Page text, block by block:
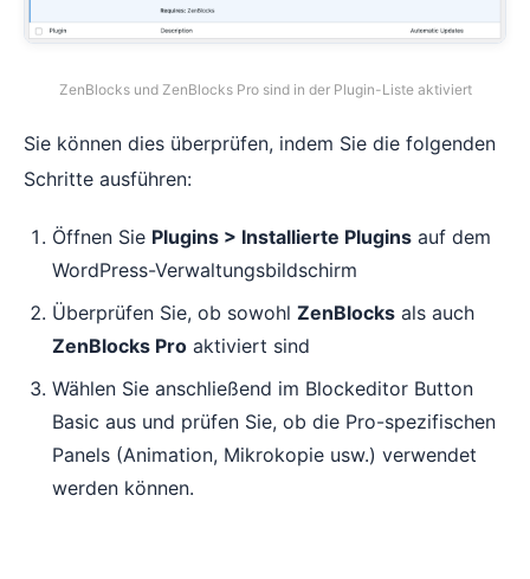
ZenBlocks und ZenBlocks Pro sind in der Plugin-Liste aktiviert
Sie können dies überprüfen, indem Sie die folgenden
Schritte ausführen:
Öffnen Sie Plugins > Installierte Plugins auf dem
WordPress-Verwaltungsbildschirm
Überprüfen Sie, ob sowohl ZenBlocks als auch
ZenBlocks Pro aktiviert sind
Wählen Sie anschließend im Blockeditor Button
Basic aus und prüfen Sie, ob die Pro-spezifischen
Panels (Animation, Mikrokopie usw.) verwendet
werden können.